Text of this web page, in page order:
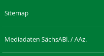
Sitemap
Mediadaten SächsABl. / AAz.